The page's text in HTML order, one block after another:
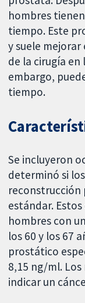
hombres
tiempo. Este
y suele mejorar
de la cirugía en
embargo,
tiempo.
Se incluyeron
determinó si
reconstrucción
estándar.
hombres con
los 60 y los 67
prostático
8,15 ng/ml. Los
indicar un